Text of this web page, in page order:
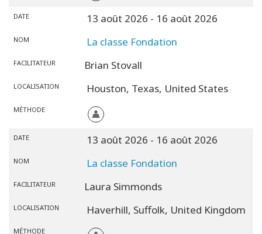
Shop
CONTACT
DATE 13 août 2026 - 16 août 2026
NOM La classe Fondation
FACILITATEUR Brian Stovall
LOCALISATION Houston, Texas, United States
MÉTHODE
DATE 13 août 2026 - 16 août 2026
NOM La classe Fondation
FACILITATEUR Laura Simmonds
LOCALISATION Haverhill, Suffolk, United Kingdom
MÉTHODE